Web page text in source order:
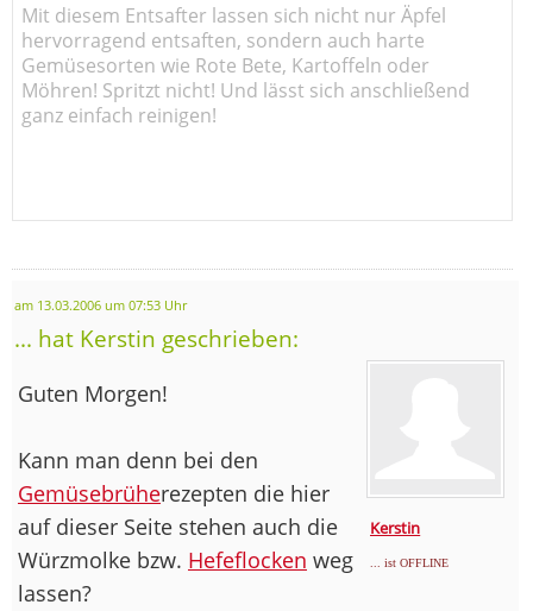
Mit diesem Entsafter lassen sich nicht nur Äpfel
hervorragend entsaften, sondern auch harte
Gemüsesorten wie Rote Bete, Kartoffeln oder
Möhren! Spritzt nicht! Und lässt sich anschließend
ganz einfach reinigen!
am 13.03.2006 um 07:53 Uhr
... hat Kerstin geschrieben:
Kerstin
... ist OFFLINE
Guten Morgen!
Kann man denn bei den
Gemüsebrüherezepten die hier
auf dieser Seite stehen auch die
Würzmolke bzw. Hefeflocken weg
lassen?